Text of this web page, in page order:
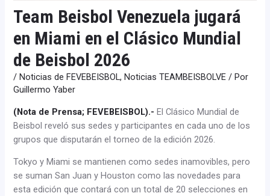
Team Beisbol Venezuela jugará
en Miami en el Clásico Mundial
de Beisbol 2026
/Noticias de FEVEBEISBOL,Noticias TEAMBEISBOLVE / Por
Guillermo Yaber
(Nota de Prensa; FEVEBEISBOL).- El Clásico Mundial de
Beisbol reveló sus sedes y participantes en cada uno de los
grupos que disputarán el torneo de la edición 2026.
Tokyo y Miami se mantienen como sedes inamovibles, pero
se suman San Juan y Houston como las novedades para
esta edición que contará con un total de 20 selecciones en